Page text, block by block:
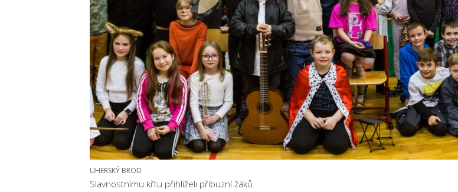
UHERSKÝ BROD
Slavnostnímu křtu přihlíželi příbuzní žáků